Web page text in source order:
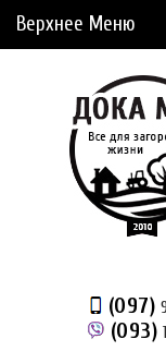
Верхнее Меню
Доставка и Оплата
Рассрочка
Доставка из Америки
Отложенные товары
(097)
(093)